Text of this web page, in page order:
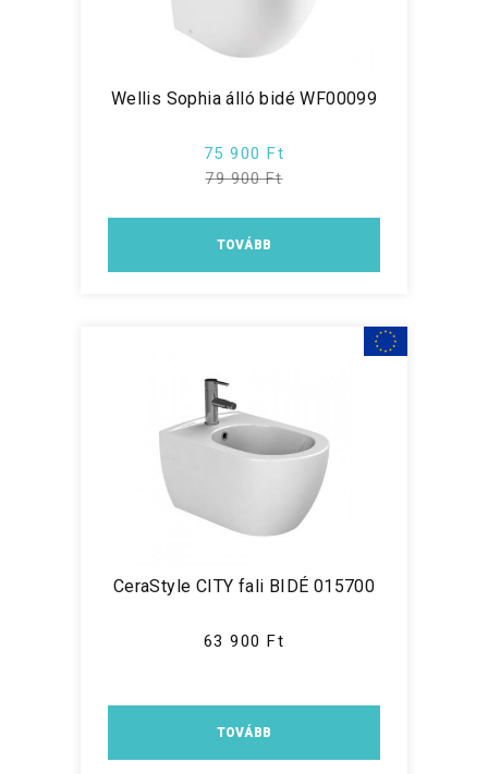
Wellis Sophia álló bidé WF00099
75 900 Ft
79 900 Ft
TOVÁBB
CeraStyle CITY fali BIDÉ 015700
63 900 Ft
TOVÁBB